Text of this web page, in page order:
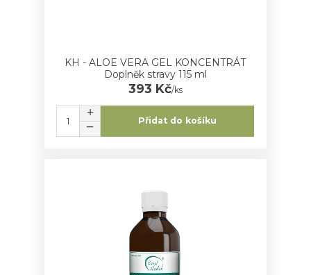
KH - ALOE VERA GEL KONCENTRÁT
Doplněk stravy 115 ml
393 Kč/ks
Přidat do košíku